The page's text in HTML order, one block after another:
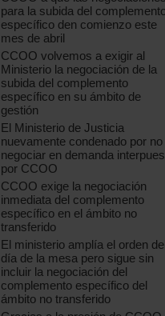
para la subida del
específico den comienzo este
mes de abril
CCOO volvemos a exigir al
Ministerio la negociación de la
subida del complemento
específico en su ámbito de
gestión
El Ministerio de Justicia
nuevamente condenado por no
negociar en demanda
por CCOO
CCOO exige la negociación
inmediata del complemento
específico en el ámbito no
transferido
El ministerio amplía el orden del
día de la mesa pero sigue sin
incluir la negociación del
complemento específico del
ámbito no transferido